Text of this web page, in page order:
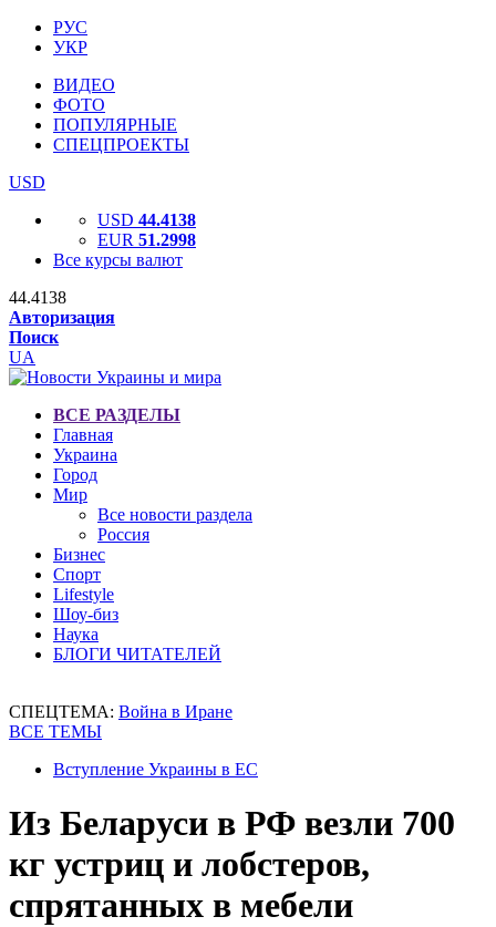
РУС
УКР
ВИДЕО
ФОТО
ПОПУЛЯРНЫЕ
СПЕЦПРОЕКТЫ
USD
USD 44.4138
EUR 51.2998
Все курсы валют
44.4138
Авторизация
Поиск
UA
ВСЕ РАЗДЕЛЫ
Главная
Украина
Город
Мир
Все новости раздела
Россия
Бизнес
Спорт
Lifestyle
Шоу-биз
Наука
БЛОГИ ЧИТАТЕЛЕЙ
СПЕЦТЕМА: Война в Иране
ВСЕ ТЕМЫ
Вступление Украины в ЕС
Из Беларуси в РФ везли 700
кг устриц и лобстеров,
спрятанных в мебели